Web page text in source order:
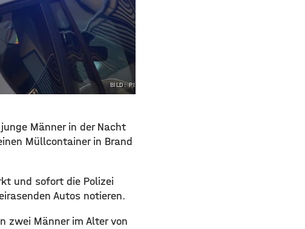
BILD: PIXABAY
Männer in der Nacht
Müllcontainer in Brand
und sofort die Polizei
Autos notieren.
zwei Männer im Alter von